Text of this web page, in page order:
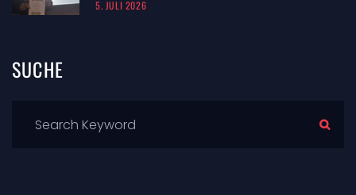
5. JULI 2026
SUCHE